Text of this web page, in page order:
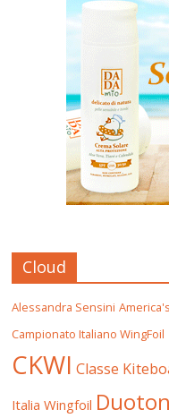
Cloud
Alessandra Sensini
Campionato Italiano WingFoil
CKWI Classe
Italia Wingfoil